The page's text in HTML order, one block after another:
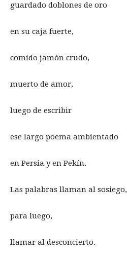
guardado doblones de oro
en su caja fuerte,
comido jamón crudo,
muerto de amor,
luego de escribir
ese largo poema ambientado
en Persia y en Pekín.
Las palabras llaman al sosiego,
para luego,
llamar al desconcierto.